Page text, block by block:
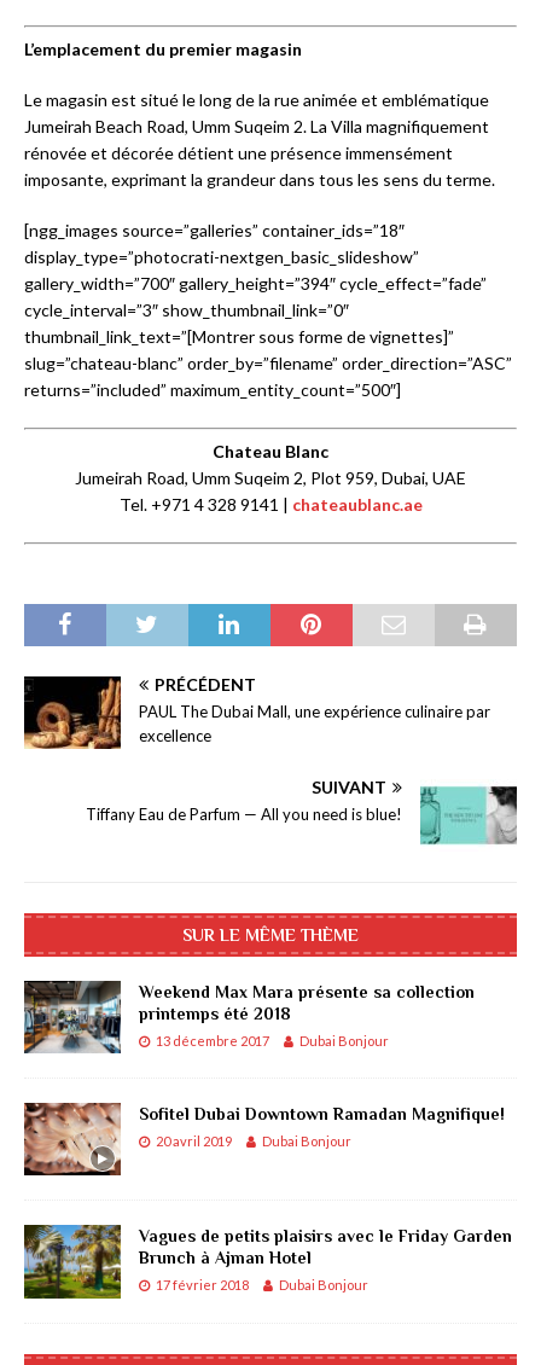
L’emplacement du premier magasin
Le magasin est situé le long de la rue animée et emblématique
Jumeirah Beach Road, Umm Suqeim 2. La Villa magnifiquement
rénovée et décorée détient une présence immensément
imposante, exprimant la grandeur dans tous les sens du terme.
[ngg_images source=”galleries” container_ids=”18″
display_type=”photocrati-nextgen_basic_slideshow”
gallery_width=”700″ gallery_height=”394″ cycle_effect=”fade”
cycle_interval=”3″ show_thumbnail_link=”0″
thumbnail_link_text=”[Montrer sous forme de vignettes]”
slug=”chateau-blanc” order_by=”filename” order_direction=”ASC”
returns=”included” maximum_entity_count=”500″]
Chateau Blanc
Jumeirah Road, Umm Suqeim 2, Plot 959, Dubai, UAE
Tel. +971 4 328 9141 | chateaublanc.ae
PRÉCÉDENT
PAUL The Dubai Mall, une expérience culinaire par
excellence
SUIVANT
Tiffany Eau de Parfum — All you need is blue!
SUR LE MÊME THÈME
Weekend Max Mara présente sa collection
printemps été 2018
13 décembre 2017 Dubai Bonjour
Sofitel Dubai Downtown Ramadan Magnifique!
20 avril 2019 Dubai Bonjour
Vagues de petits plaisirs avec le Friday Garden
Brunch à Ajman Hotel
17 février 2018 Dubai Bonjour